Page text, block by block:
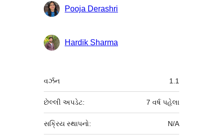
Pooja Derashri
Hardik Sharma
મેટા
વર્ઝન 1.1
છેલ્લી અપડેટ: 7 વર્ષપહેલા
સક્રિય સ્થાપનો: N/A